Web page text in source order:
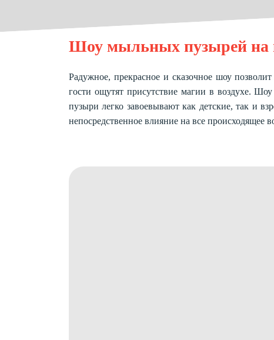
Шоу мыльных пузырей на
Радужное, прекрасное и сказочное шоу
гости ощутят присутствие магии в воздухе.
пузыри легко завоевывают как детские, так и
непосредственное влияние на все происходящее